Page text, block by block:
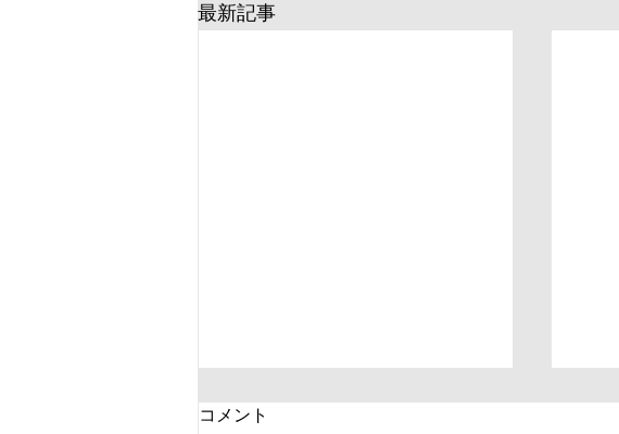
最新記事
コメント